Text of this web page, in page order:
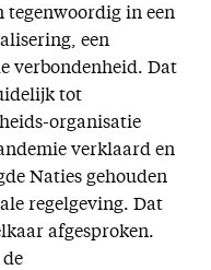
tegenwoordig in een
een
verbondenheid. Dat
tot
organisatie
verklaard en
Naties gehouden
regelgeving. Dat
afgesproken.